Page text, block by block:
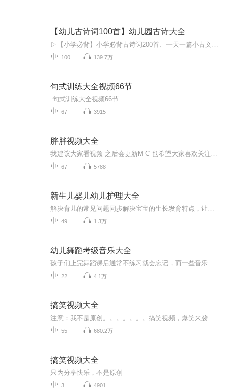
【幼儿古诗词100首】幼儿园古诗大全
100 139.7万
句式训练大全视频66节
句式训练大全视频66节
67 3915
胖胖视频大全
67 5788
新生儿婴儿幼儿护理大全
49 1.3万
幼儿舞蹈考级音乐大全
22 4.1万
搞笑视频大全
55 680.2万
搞笑视频大全
只为分享快乐，不是原创
3 4901